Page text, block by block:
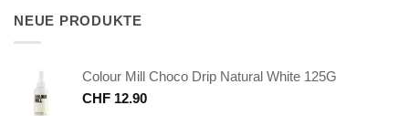
NEUE PRODUKTE
Colour Mill Choco Drip Natural White 125G
CHF 12.90